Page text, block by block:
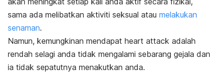
sama ada melibatkan aktiviti seksual atau melakukan
senaman.
Namun, kemungkinan mendapat heart attack adalah
rendah selagi anda tidak mengalami sebarang gejala dan
ia tidak sepatutnya menakutkan anda.